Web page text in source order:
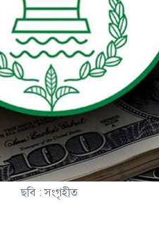
ছবি : সংগৃহীত